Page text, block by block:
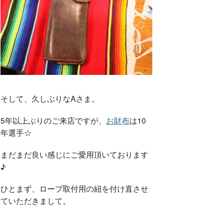
そして、久しぶりなAさま。
5年以上ぶりのご来店ですが、 お財布は10
年選手☆
まだまだ良い感じにご愛用頂いております
♪
ひとまず、ロープ取付用の紐を付け直させ
ていただきまして。